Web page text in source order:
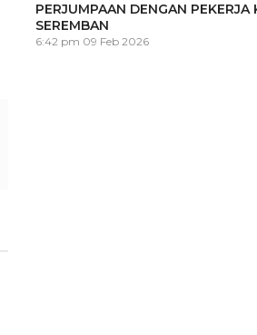
PERJUMPAAN DENGAN PEKERJA
SEREMBAN
6:42 pm 09 Feb 2026